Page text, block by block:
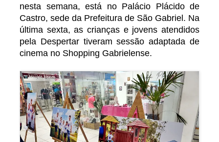
nesta semana, está no Palácio Plácido de
Castro, sede da Prefeitura de São Gabriel. Na
última sexta, as crianças e jovens atendidos
pela Despertar tiveram sessão adaptada de
cinema no Shopping Gabrielense.